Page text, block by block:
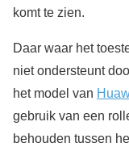
komt te zien.
Daar waar het
niet ondersteunt
het model van
gebruik van een
behouden tussen